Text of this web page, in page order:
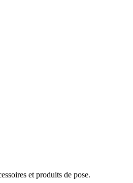
et produits de pose.